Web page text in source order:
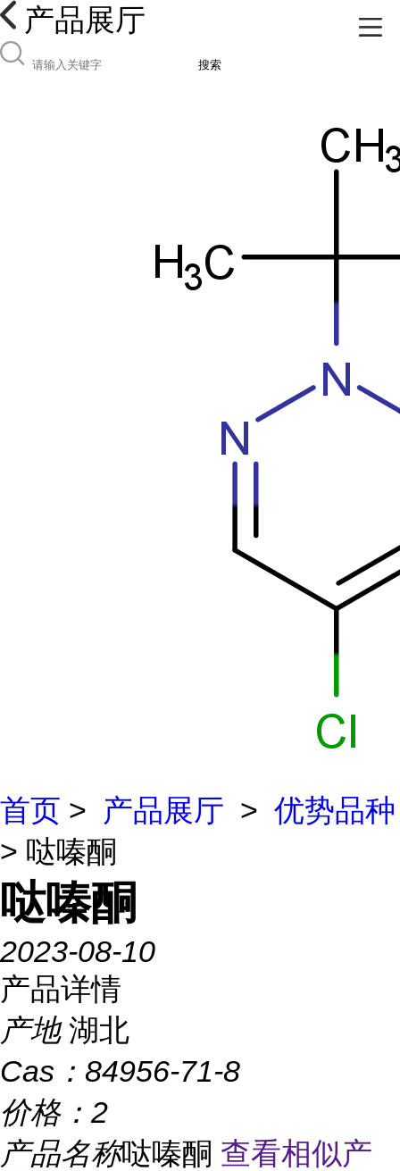
产品展厅
搜索
首页 > 产品展厅 > 优势品种
> 哒嗪酮
哒嗪酮
2023-08-10
产品详情
产地 湖北
Cas： 84956-71-8
价格： 2
产品名称哒嗪酮 查看相似产